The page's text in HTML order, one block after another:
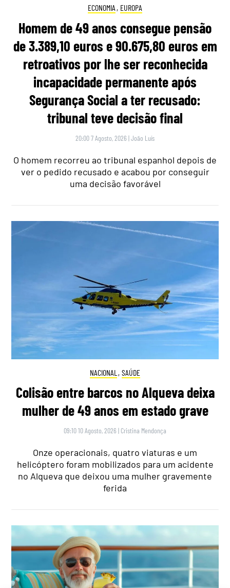
ECONOMIA , EUROPA
Homem de 49 anos consegue pensão
de 3.389,10 euros e 90.675,80 euros em
retroativos por lhe ser reconhecida
incapacidade permanente após
Segurança Social a ter recusado:
tribunal teve decisão final
20:00 7 Agosto, 2026 |João Luís
O homem recorreu ao tribunal espanhol depois de
ver o pedido recusado e acabou por conseguir
uma decisão favorável
NACIONAL , SAÚDE
Colisão entre barcos no Alqueva deixa
mulher de 49 anos em estado grave
09:10 10 Agosto, 2026 | Cristina Mendonça
Onze operacionais, quatro viaturas e um
helicóptero foram mobilizados para um acidente
no Alqueva que deixou uma mulher gravemente
ferida